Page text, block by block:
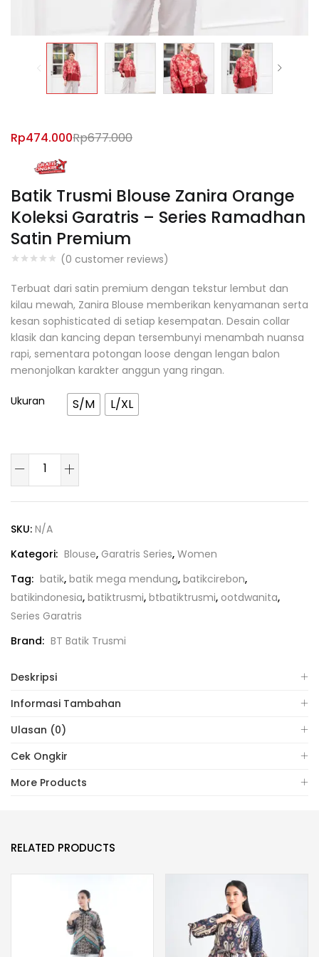
Batik Trusmi Blouse Zanira Orange
Koleksi Garatris – Series Ramadhan
Satin Premium
(0 customer reviews)
Rp474.000Rp677.000
Terbuat dari satin premium dengan tekstur lembut dan
kilau mewah, Zanira Blouse memberikan kenyamanan serta
kesan sophisticated di setiap kesempatan. Desain collar
klasik dan kancing depan tersembunyi menambah nuansa
rapi, sementara potongan loose dengan lengan balon
menonjolkan karakter anggun yang ringan.
Ukuran S/M L/XL
SKU: N/A
Kategori: Blouse, Garatris Series, Women
Tag: batik, batik mega mendung, batikcirebon,
batikindonesia, batiktrusmi, btbatiktrusmi, ootdwanita,
Series Garatris
Brand: BT Batik Trusmi
Deskripsi
Informasi Tambahan
Ulasan (0)
Cek Ongkir
More Products
RELATED PRODUCTS